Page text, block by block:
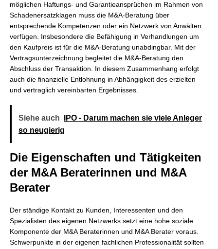
möglichen Haftungs- und Garantieansprüchen im Rahmen von
Schadenersatzklagen muss die M&A-Beratung über
entsprechende Kompetenzen oder ein Netzwerk von Anwälten
verfügen. Insbesondere die Befähigung in Verhandlungen um
den Kaufpreis ist für die M&A-Beratung unabdingbar. Mit der
Vertragsunterzeichnung begleitet die M&A-Beratung den
Abschluss der Transaktion. In diesem Zusammenhang erfolgt
auch die finanzielle Entlohnung in Abhängigkeit des erzielten
und vertraglich vereinbarten Ergebnisses.
Siehe auch
IPO - Darum machen sie viele Anleger
so neugierig
Die Eigenschaften und Tätigkeiten
der M&A Beraterinnen und M&A
Berater
Der ständige Kontakt zu Kunden, Interessenten und den
Spezialisten des eigenen Netzwerks setzt eine hohe soziale
Komponente der M&A Beraterinnen und M&A Berater voraus.
Schwerpunkte in der eigenen fachlichen Professionalität sollten